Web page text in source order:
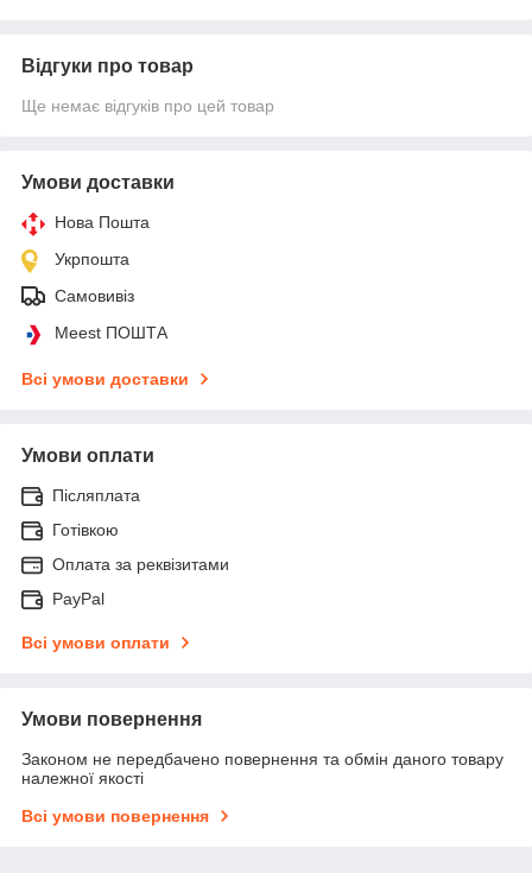
Відгуки про товар
Ще немає відгуків про цей товар
Умови доставки
Нова Пошта
Укрпошта
Самовивіз
Meest ПОШТА
Всі умови доставки
Умови оплати
Післяплата
Готівкою
Оплата за реквізитами
PayPal
Всі умови оплати
Умови повернення
Законом не передбачено повернення та обмін даного товару
належної якості
Всі умови повернення